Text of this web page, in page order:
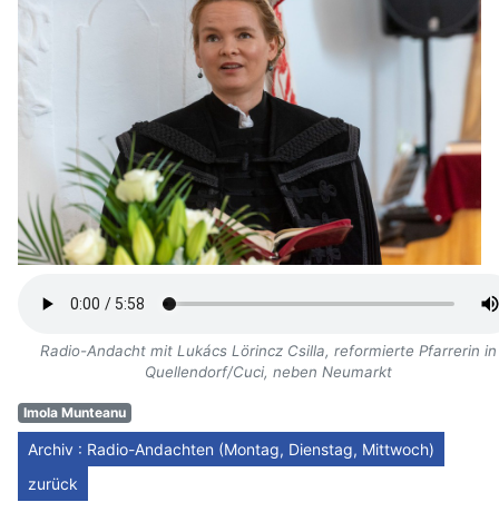
Radio-Andacht mit Lukács Lörincz Csilla, reformierte Pfarrerin in
Quellendorf/Cuci, neben Neumarkt
Imola Munteanu
Archiv : Radio-Andachten (Montag, Dienstag, Mittwoch)
zurück